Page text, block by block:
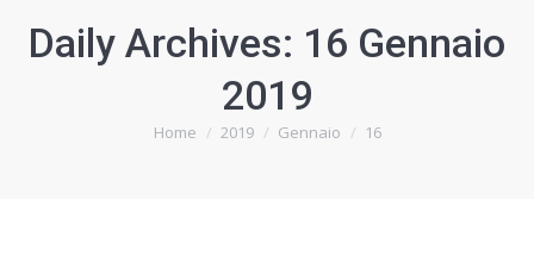
Daily Archives: 16 Gennaio
2019
You are here:
Home 2019 Gennaio 16